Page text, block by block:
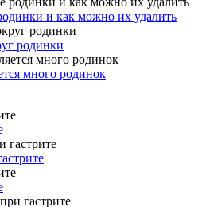
и как можно их удалить
родинки
много родинок